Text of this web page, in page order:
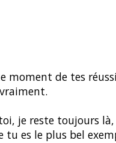
moment de tes
je reste toujours là,
tu es le plus bel